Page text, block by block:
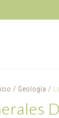
/ Geología /